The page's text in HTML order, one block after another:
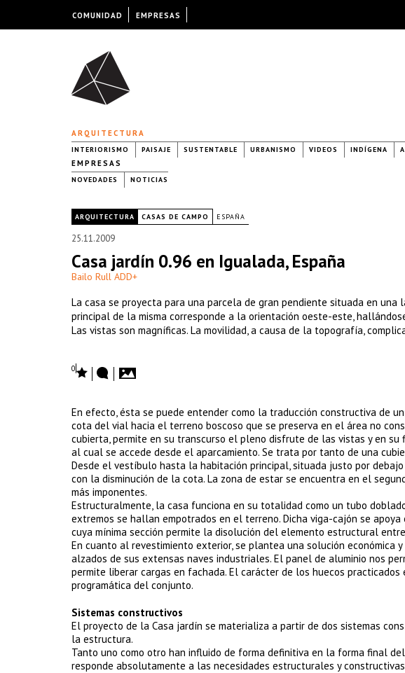
ARQUITECTURA
INTERIORISMO PAISAJE SUSTENTABLE URBANISMO VIDEOS INDÍGENA
EMPRESAS
NOVEDADES NOTICIAS
ARQUITECTURA CASAS DE CAMPO ESPAÑA
25.11.2009
Casa jardín 0.96 en Igualada, España
Bailo Rull ADD+
La casa se proyecta para una parcela de gran pendiente situada en
principal de la misma corresponde a la orientación oeste-este,
Las vistas son magníficas. La movilidad, a causa de la topografía,
0
En efecto, ésta se puede entender como la traducción constructiva de
cota del vial hacia el terreno boscoso que se preserva en el área no
cubierta, permite en su transcurso el pleno disfrute de las vistas y en
al cual se accede desde el aparcamiento. Se trata por tanto de una
Desde el vestíbulo hasta la habitación principal, situada justo por
con la disminución de la cota. La zona de estar se encuentra en el
más imponentes.
Estructuralmente, la casa funciona en su totalidad como un tubo
extremos se hallan empotrados en el terreno. Dicha viga-cajón se
cuya mínima sección permite la disolución del elemento estructural
En cuanto al revestimiento exterior, se plantea una solución económica
alzados de sus extensas naves industriales. El panel de aluminio nos
permite liberar cargas en fachada. El carácter de los huecos
programática del conjunto.
Sistemas constructivos
El proyecto de la Casa jardín se materializa a partir de dos sistemas
la estructura.
Tanto uno como otro han influido de forma definitiva en la forma final
responde absolutamente a las necesidades estructurales y
COMUNIDAD EMPRESAS